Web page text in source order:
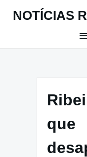
NOTÍCIAS
que